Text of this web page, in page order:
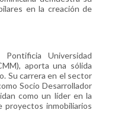
en la creación de
Universidad
aporta una sólida
Su carrera en el sector
Socio Desarrollador
como un líder en la
proyectos inmobiliarios